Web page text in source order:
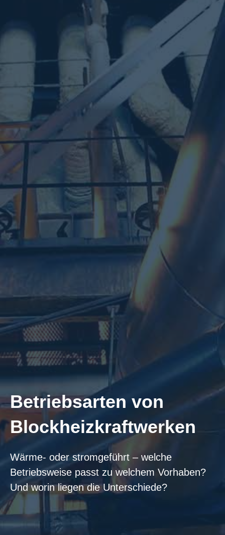
Betriebsarten von
Blockheizkraftwerken
Wärme- oder stromgeführt – welche
Betriebsweise passt zu welchem Vorhaben?
Und worin liegen die Unterschiede?